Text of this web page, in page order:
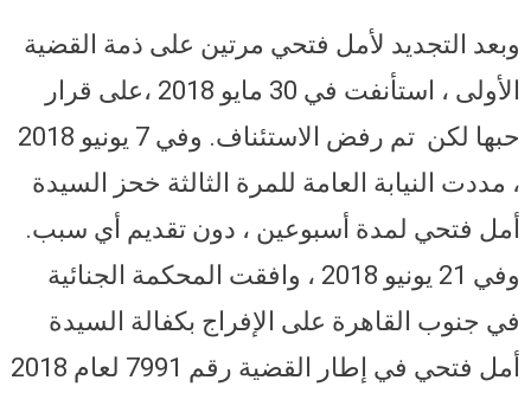
وبعد التجديد لأمل فتحي مرتين على ذمة القضية
الأولى ، استأنفت في 30 مايو 2018 ،على قرار
حبها لكن تم رفض الاستئناف. وفي 7 يونيو 2018
، مددت النيابة العامة للمرة الثالثة خحز السيدة
أمل فتحي لمدة أسبوعين ، دون تقديم أي سبب.
وفي 21 يونيو 2018 ، وافقت المحكمة الجنائية
في جنوب القاهرة على الإفراج بكفالة السيدة
أمل فتحي في إطار القضية رقم 7991 لعام 2018